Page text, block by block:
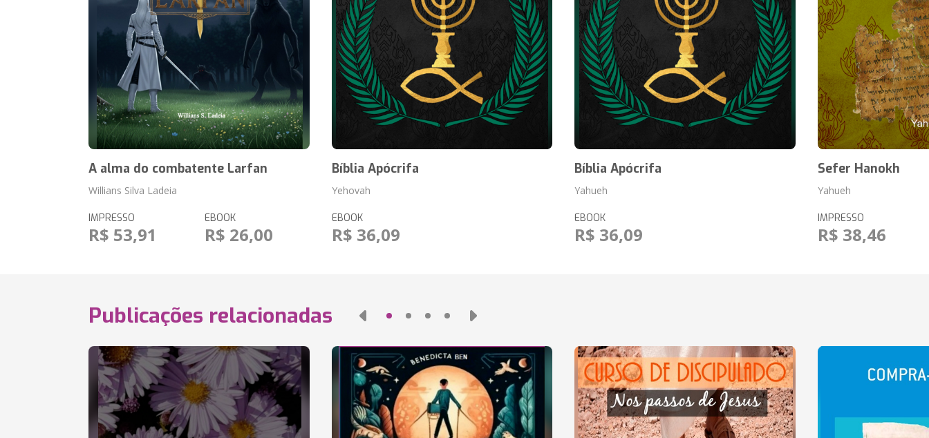
A alma do combatente Larfan
Willians Silva Ladeia
IMPRESSO
R$ 53,91
EBOOK
R$ 26,00
Bíblia Apócrifa
Yehovah
EBOOK
R$ 36,09
Bíblia Apócrifa
Yahueh
EBOOK
R$ 36,09
Sefer Hanokh
Yahueh
IMPRESSO
R$ 38,46
Publicações relacionadas